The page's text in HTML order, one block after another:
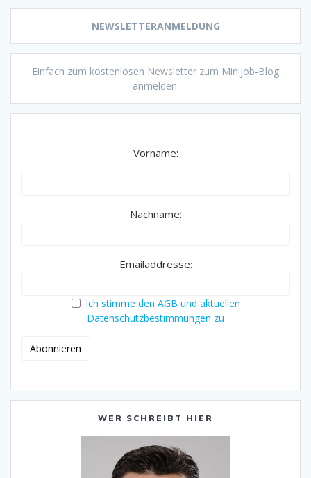
NEWSLETTERANMELDUNG
Einfach zum kostenlosen Newsletter zum Minijob-Blog
anmelden.
Vorname:
Nachname:
Emailaddresse:
Ich stimme den AGB und aktuellen
Datenschutzbestimmungen zu
WER SCHREIBT HIER